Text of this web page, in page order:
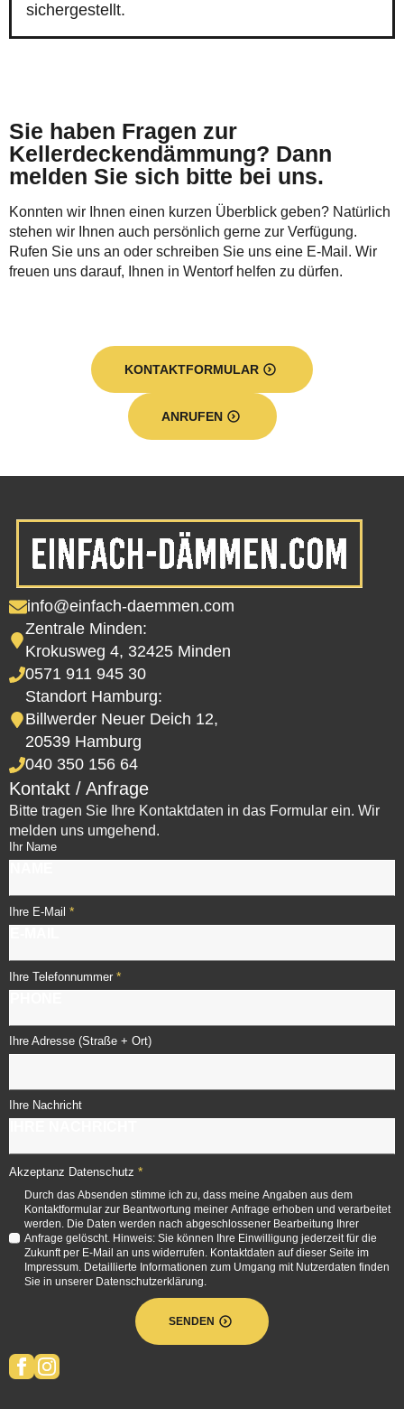
sichergestellt.
Sie haben Fragen zur
Kellerdeckendämmung? Dann
melden Sie sich bitte bei uns.
Konnten wir Ihnen einen kurzen Überblick geben? Natürlich
stehen wir Ihnen auch persönlich gerne zur Verfügung.
Rufen Sie uns an oder schreiben Sie uns eine E-Mail. Wir
freuen uns darauf, Ihnen in Wentorf helfen zu dürfen.
KONTAKTFORMULAR
ANRUFEN
info@einfach-daemmen.com
Zentrale Minden:
Krokusweg 4, 32425 Minden
0571 911 945 30
Standort Hamburg:
Billwerder Neuer Deich 12,
20539 Hamburg
040 350 156 64
Kontakt / Anfrage
Bitte tragen Sie Ihre Kontaktdaten in das Formular ein. Wir
melden uns umgehend.
Ihr Name
Ihre E-Mail *
Ihre Telefonnummer *
Ihre Adresse (Straße + Ort)
Ihre Nachricht
Akzeptanz Datenschutz *
Durch das Absenden stimme ich zu, dass meine Angaben aus dem
Kontaktformular zur Beantwortung meiner Anfrage erhoben und verarbeitet
werden. Die Daten werden nach abgeschlossener Bearbeitung Ihrer
Anfrage gelöscht. Hinweis: Sie können Ihre Einwilligung jederzeit für die
Zukunft per E-Mail an uns widerrufen. Kontaktdaten auf dieser Seite im
Impressum. Detaillierte Informationen zum Umgang mit Nutzerdaten finden
Sie in unserer Datenschutzerklärung.
SENDEN